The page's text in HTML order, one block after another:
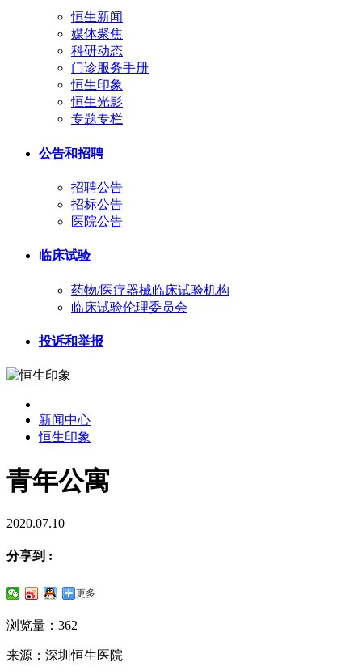
恒生新闻
媒体聚焦
科研动态
门诊服务手册
恒生印象
恒生光影
专题专栏
公告和招聘
招聘公告
招标公告
医院公告
临床试验
药物/医疗器械临床试验机构
临床试验伦理委员会
投诉和举报
新闻中心
恒生印象
青年公寓
2020.07.10
分享到 :
更多
浏览量：362
来源：深圳恒生医院